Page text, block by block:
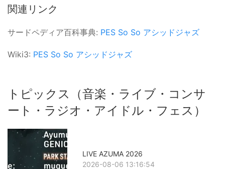
関連リンク
サードペディア百科事典: PES So So アシッドジャズ
Wiki3: PES So So アシッドジャズ
トピックス（音楽・ライブ・コンサ
ート・ラジオ・アイドル・フェス）
LIVE AZUMA 2026
2026-08-06 13:16:54